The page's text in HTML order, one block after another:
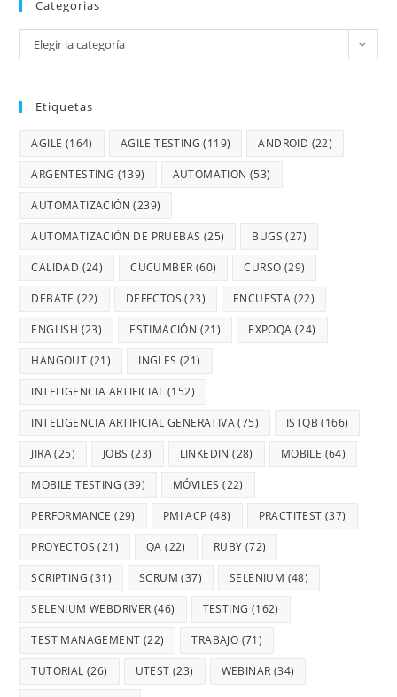
Categorias
Elegir la categoría
Etiquetas
AGILE (164) AGILE TESTING (119) ANDROID (22)
ARGENTESTING (139) AUTOMATION (53)
AUTOMATIZACIÓN (239)
AUTOMATIZACIÓN DE PRUEBAS (25) BUGS (27)
CALIDAD (24) CUCUMBER (60) CURSO (29)
DEBATE (22) DEFECTOS (23) ENCUESTA (22)
ENGLISH (23) ESTIMACIÓN (21) EXPOQA (24)
HANGOUT (21) INGLES (21)
INTELIGENCIA ARTIFICIAL (152)
INTELIGENCIA ARTIFICIAL GENERATIVA(75) ISTQB (166)
JIRA(25) JOBS (23) LINKEDIN (28) MOBILE (64)
MOBILE TESTING (39) MÓVILES (22)
PERFORMANCE (29) PMI ACP (48) PRACTITEST (37)
PROYECTOS (21) QA (22) RUBY (72)
SCRIPTING (31) SCRUM (37) SELENIUM (48)
SELENIUM WEBDRIVER (46) TESTING (162)
TEST MANAGEMENT (22) TRABAJO (71)
TUTORIAL (26) UTEST (23) WEBINAR (34)